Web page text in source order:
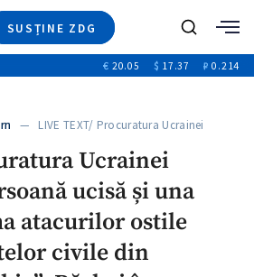
SUSȚINE ZDG
Ştiri
Video
Special
Blog
€ 20.05 $ 17.37 ₽ 0.214
— LIVE TEXT/ Procuratura Ucrainei
Ucrainei
ucisă și una
atacurilor ostile
civile din